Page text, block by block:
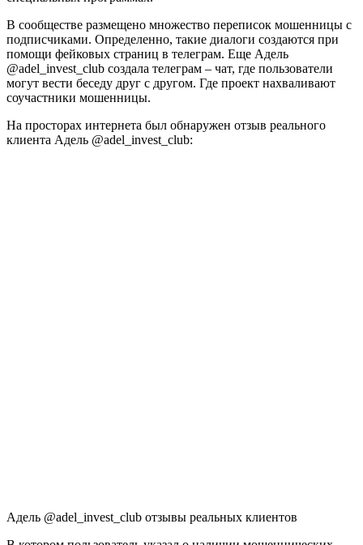
В сообществе размещено множество переписок мошенницы с
подписчиками. Определенно, такие диалоги создаются при
помощи фейковых страниц в телеграм. Еще Адель
@adel_invest_club создала телеграм – чат, где пользователи
могут вести беседу друг с другом. Где проект нахваливают
соучастники мошенницы.
На просторах интернета был обнаружен отзыв реального
клиента Адель @adel_invest_club:
Адель @adel_invest_club отзывы реальных клиентов